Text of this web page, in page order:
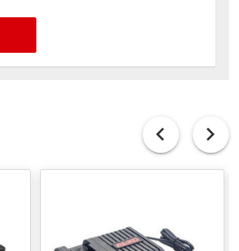
chevron_left chevron_right